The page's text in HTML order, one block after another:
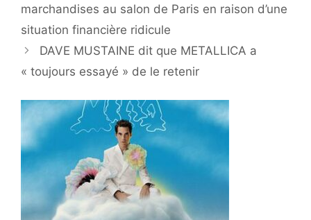
marchandises au salon de Paris en raison d’une
situation financière ridicule
DAVE MUSTAINE dit que METALLICA a
« toujours essayé » de le retenir